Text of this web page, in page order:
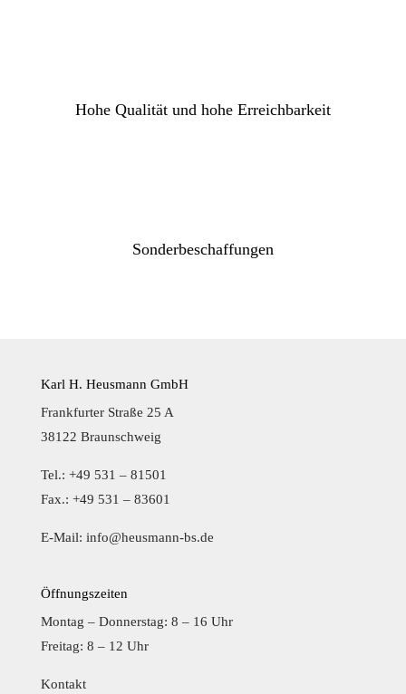
Hohe Qualität und hohe Erreichbarkeit
Sonderbeschaffungen
Karl H. Heusmann GmbH
Frankfurter Straße 25 A
38122 Braunschweig
Tel.: +49 531 – 81501
Fax.: +49 531 – 83601
E-Mail: info@heusmann-bs.de
Öffnungszeiten
Montag – Donnerstag: 8 – 16 Uhr
Freitag: 8 – 12 Uhr
Kontakt